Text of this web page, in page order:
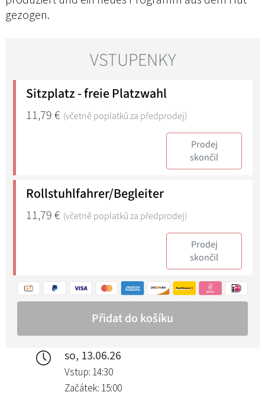
gezogen.
so, 13.06.26
Vstup: 14:30
Začátek: 15:00